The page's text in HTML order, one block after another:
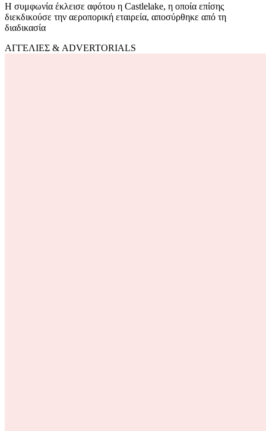
Η συμφωνία έκλεισε αφότου η Castlelake, η οποία επίσης
διεκδικούσε την αεροπορική εταιρεία, αποσύρθηκε από τη
διαδικασία
ΑΓΓΕΛΙΕΣ & ADVERTORIALS